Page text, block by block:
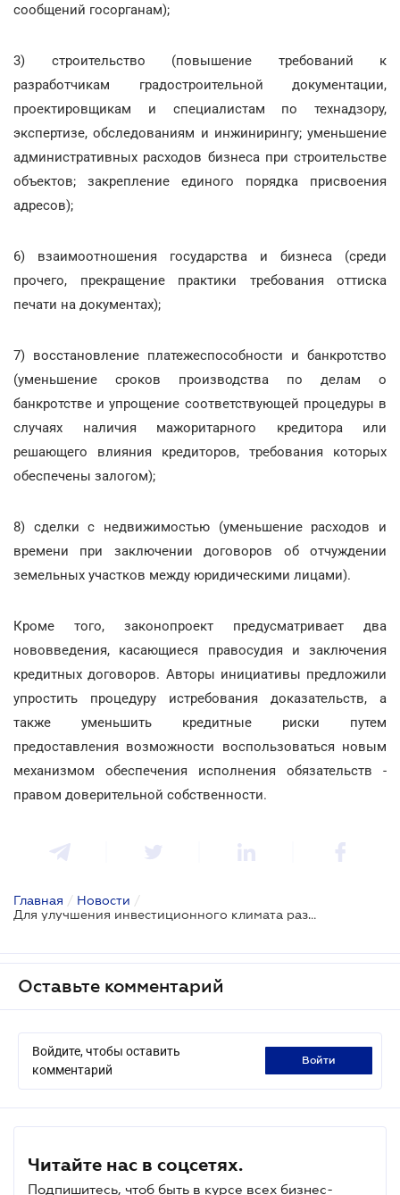
сообщений госорганам);
3) строительство (повышение требований к
разработчикам градостроительной документации,
проектировщикам и специалистам по технадзору,
экспертизе, обследованиям и инжинирингу; уменьшение
административных расходов бизнеса при строительстве
объектов; закрепление единого порядка присвоения
адресов);
6) взаимоотношения государства и бизнеса (среди
прочего, прекращение практики требования оттиска
печати на документах);
7) восстановление платежеспособности и банкротство
(уменьшение сроков производства по делам о
банкротстве и упрощение соответствующей процедуры в
случаях наличия мажоритарного кредитора или
решающего влияния кредиторов, требования которых
обеспечены залогом);
8) сделки с недвижимостью (уменьшение расходов и
времени при заключении договоров об отчуждении
земельных участков между юридическими лицами).
Кроме того, законопроект предусматривает два
нововведения, касающиеся правосудия и заключения
кредитных договоров. Авторы инициативы предложили
упростить процедуру истребования доказательств, а
также уменьшить кредитные риски путем
предоставления возможности воспользоваться новым
механизмом обеспечения исполнения обязательств -
правом доверительной собственности.
Главная / Новости /
Для улучшения инвестиционного климата разработан новый дерегуляционный законопроект
Оставьте комментарий
Войдите, чтобы оставить
комментарий
войти
Читайте нас в соцсетях.
Подпишитесь, чтоб быть в курсе всех бизнес-